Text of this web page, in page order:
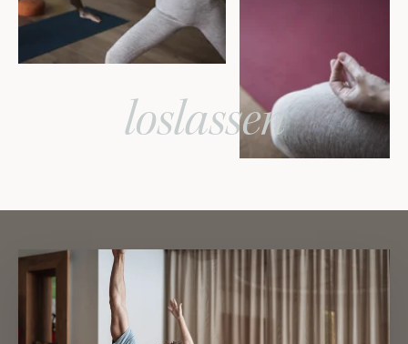
loslassen